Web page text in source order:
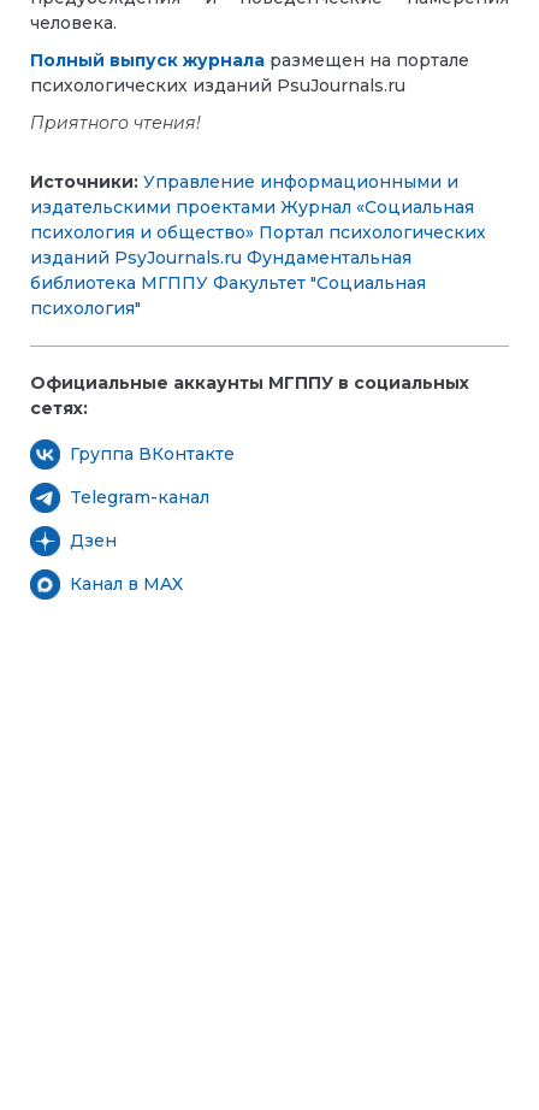
человека.
Полный выпуск журнала размещен на портале
психологических изданий PsuJournals.ru
Приятного чтения!
Источники: Управление информационными и
издательскими проектами Журнал «Социальная
психология и общество» Портал психологических
изданий PsyJournals.ru Фундаментальная
библиотека МГППУ Факультет "Социальная
психология"
Официальные аккаунты МГППУ в социальных
сетях:
Группа ВКонтакте
Telegram-канал
Дзен
Канал в MAX